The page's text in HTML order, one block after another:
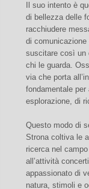
Il suo intento è
di bellezza delle
racchiudere
di
suscitare così un
chi le guarda.
via che porta
fondamentale
esplorazione, di
Questo modo di
Strona coltiva le
ricerca nel
all’attività
appassionato di
natura, stimoli e